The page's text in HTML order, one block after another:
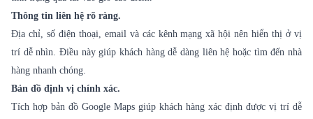
Thông tin liên hệ rõ ràng.
Địa chỉ, số điện thoại, email và các kênh mạng xã hội nên hiển thị ở vị
trí dễ nhìn. Điều này giúp khách hàng dễ dàng liên hệ hoặc tìm đến nhà
hàng nhanh chóng.
Bản đồ định vị chính xác.
Tích hợp bản đồ Google Maps giúp khách hàng xác định được vị trí dễ